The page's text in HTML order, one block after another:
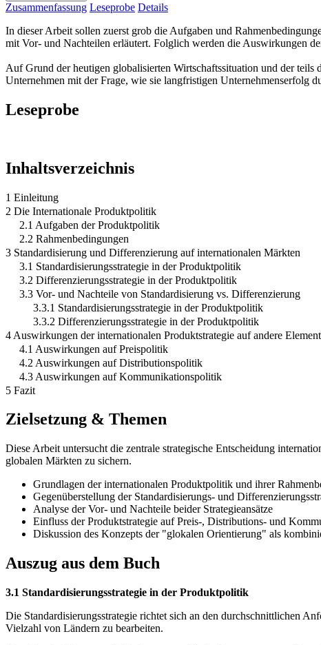
Zusammenfassung Leseprobe Details
In dieser Arbeit sollen zuerst grob die Aufgaben und
mit Vor- und Nachteilen erläutert. Folglich werden die Auswirkungen
Auf Grund der heutigen globalisierten Wirtschaftssituation und der teils
Unternehmen mit der Frage, wie sie langfristigen Unternehmenserfolg
Leseprobe
Inhaltsverzeichnis
1 Einleitung
2 Die Internationale Produktpolitik
2.1 Aufgaben der Produktpolitik
2.2 Rahmenbedingungen
3 Standardisierung und Differenzierung auf internationalen Märkten
3.1 Standardisierungsstrategie in der Produktpolitik
3.2 Differenzierungsstrategie in der Produktpolitik
3.3 Vor- und Nachteile von Standardisierung vs. Differenzierung
3.3.1 Standardisierungsstrategie in der Produktpolitik
3.3.2 Differenzierungsstrategie in der Produktpolitik
4 Auswirkungen der internationalen Produktstrategie auf andere
4.1 Auswirkungen auf Preispolitik
4.2 Auswirkungen auf Distributionspolitik
4.3 Auswirkungen auf Kommunikationspolitik
5 Fazit
Zielsetzung & Themen
Diese Arbeit untersucht die zentrale strategische Entscheidung
globalen Märkten zu sichern.
Grundlagen der internationalen Produktpolitik und ihrer
Gegenüberstellung der Standardisierungs- und
Analyse der Vor- und Nachteile beider Strategieansätze
Einfluss der Produktstrategie auf Preis-, Distributions- und
Diskussion des Konzepts der "glokalen Orientierung" als
Auszug aus dem Buch
3.1 Standardisierungsstrategie in der Produktpolitik
Die Standardisierungsstrategie richtet sich an den durchschnittlichen
Vielzahl von Ländern zu bearbeiten.